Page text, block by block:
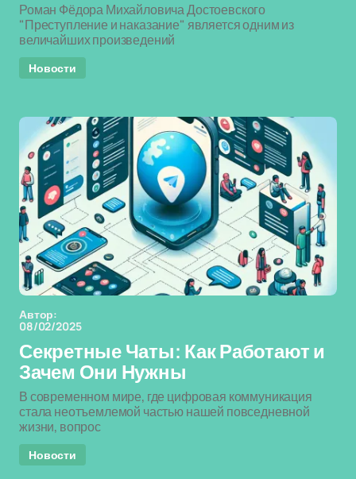
Роман Фёдора Михайловича Достоевского
"Преступление и наказание" является одним из
величайших произведений
Новости
Автор:
08/02/2025
Секретные Чаты: Как Работают и
Зачем Они Нужны
В современном мире, где цифровая коммуникация
стала неотъемлемой частью нашей повседневной
жизни, вопрос
Новости